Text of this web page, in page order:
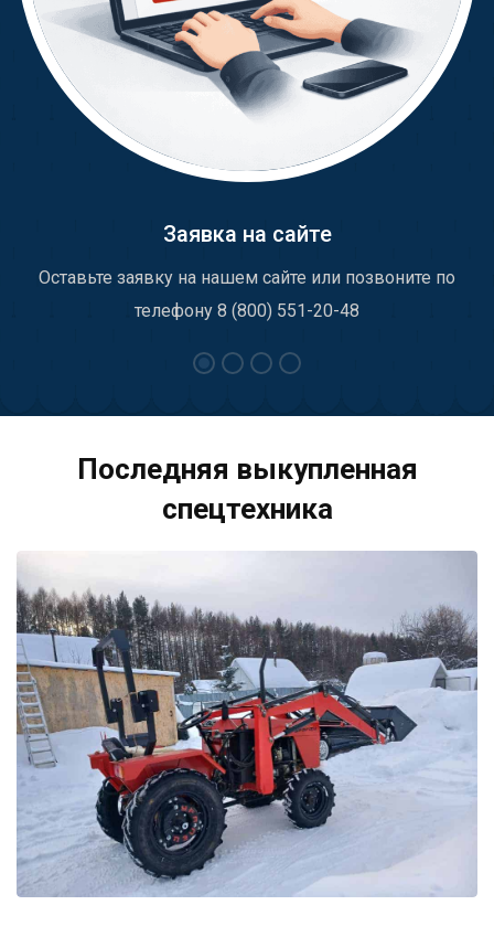
Заявка на сайте
Оставьте заявку на нашем сайте или позвоните по
телефону 8 (800) 551-20-48
Последняя выкупленная
спецтехника